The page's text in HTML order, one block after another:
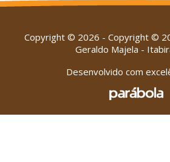
Copyright © 2026 - Copyright ©
Geraldo Majela -
Desenvolvido com